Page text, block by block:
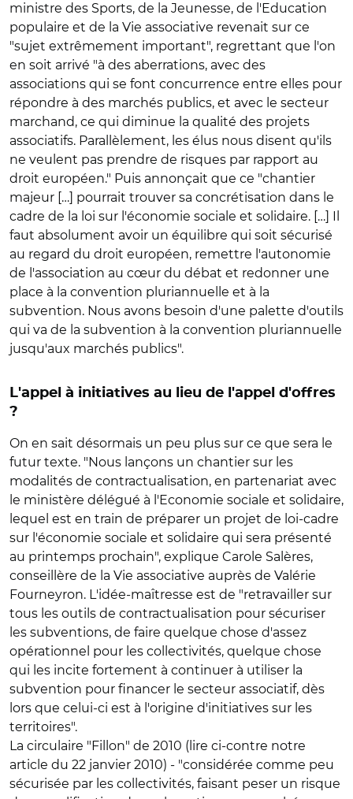
ministre des Sports, de la Jeunesse, de l'Education
populaire et de la Vie associative revenait sur ce
"sujet extrêmement important", regrettant que l'on
en soit arrivé "à des aberrations, avec des
associations qui se font concurrence entre elles pour
répondre à des marchés publics, et avec le secteur
marchand, ce qui diminue la qualité des projets
associatifs. Parallèlement, les élus nous disent qu'ils
ne veulent pas prendre de risques par rapport au
droit européen." Puis annonçait que ce "chantier
majeur […] pourrait trouver sa concrétisation dans le
cadre de la loi sur l'économie sociale et solidaire. […] Il
faut absolument avoir un équilibre qui soit sécurisé
au regard du droit européen, remettre l'autonomie
de l'association au cœur du débat et redonner une
place à la convention pluriannuelle et à la
subvention. Nous avons besoin d'une palette d'outils
qui va de la subvention à la convention pluriannuelle
jusqu'aux marchés publics".
L'appel à initiatives au lieu de l'appel d'offres
?
On en sait désormais un peu plus sur ce que sera le
futur texte. "Nous lançons un chantier sur les
modalités de contractualisation, en partenariat avec
le ministère délégué à l'Economie sociale et solidaire,
lequel est en train de préparer un projet de loi-cadre
sur l'économie sociale et solidaire qui sera présenté
au printemps prochain", explique Carole Salères,
conseillère de la Vie associative auprès de Valérie
Fourneyron. L'idée-maîtresse est de "retravailler sur
tous les outils de contractualisation pour sécuriser
les subventions, de faire quelque chose d'assez
opérationnel pour les collectivités, quelque chose
qui les incite fortement à continuer à utiliser la
subvention pour financer le secteur associatif, dès
lors que celui-ci est à l'origine d'initiatives sur les
territoires".
La circulaire "Fillon" de 2010 (lire ci-contre notre
article du 22 janvier 2010) - "considérée comme peu
sécurisée par les collectivités, faisant peser un risque